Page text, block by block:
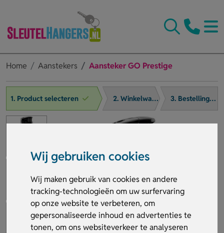
Wij gebruiken cookies
Wij maken gebruik van cookies en andere
tracking-technologieën om uw surfervaring
op onze website te verbeteren, om
gepersonaliseerde inhoud en advertenties te
tonen, om ons websiteverkeer te analyseren
Home Aanstekers Aansteker GO Prestige
1. Product selecteren 2. Winkelwagen 3. Bestelling afronden